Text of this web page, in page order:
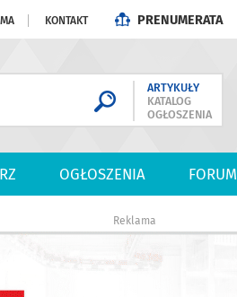
KONTAKT PRENUMERATA
ARTYKUŁY
KATALOG
OGŁOSZENIA
OGŁOSZENIA FORUM
Reklama